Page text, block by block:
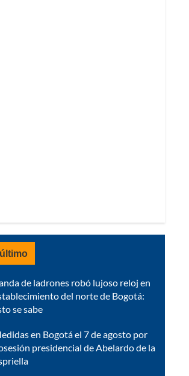
de ladrones robó lujoso reloj en
del norte de Bogotá:
se sabe
en Bogotá el 7 de agosto por
presidencial de Abelardo de la